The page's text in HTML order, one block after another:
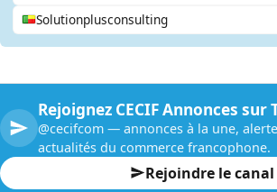
Solutionplusconsulting
Rejoignez CECIF Annonces sur
@cecifcom — annonces à la une,
actualités du commerce francophone.
Rejoindre le canal